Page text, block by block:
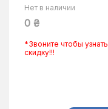
Нет в наличии
0 ₴
*Звоните чтобы узнать
скидку!!!